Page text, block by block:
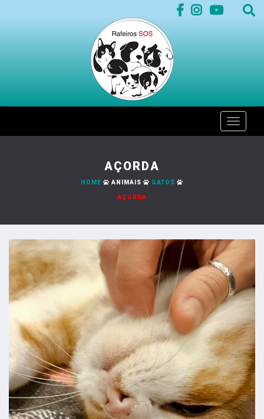
Toggle
AÇORDA
HOME ANIMAIS GATOS
AÇORDA